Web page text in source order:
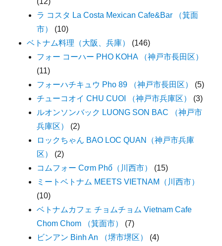
ラ コスタ La Costa Mexican Cafe&Bar （箕面
市）
(10)
ベトナム料理（大阪、兵庫）
(146)
フォー コーハー PHO KOHA （神戸市長田区）
(11)
フォーハチキュウ Pho 89 （神戸市長田区）
(5)
チューコオイ CHU CUOI （神戸市兵庫区）
(3)
ルオンソンバック LUONG SON BAC （神戸市
兵庫区）
(2)
ロックちゃん BAO LOC QUAN（神戸市兵庫
区）
(2)
コムフォー Cơm Phố（川西市）
(15)
ミートベトナム MEETS VIETNAM（川西市）
(10)
ベトナムカフェ チョムチョム Vietnam Cafe
Chom Chom （箕面市）
(7)
ビンアン Binh An （堺市堺区）
(4)